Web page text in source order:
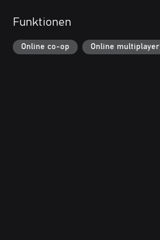
Funktionen
Online co-op Online multiplayer